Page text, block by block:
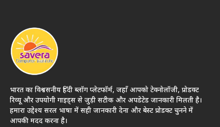
भारत का विश्वसनीय हिंदी ब्लॉग प्लेटफॉर्म, जहाँ आपको टेक्नोलॉजी, प्रोडक्ट
रिव्यू और उपयोगी गाइड्स से जुड़ी सटीक और अपडेटेड जानकारी मिलती है।
हमारा उद्देश्य सरल भाषा में सही जानकारी देना और बेस्ट प्रोडक्ट चुनने में
आपकी मदद करना है।